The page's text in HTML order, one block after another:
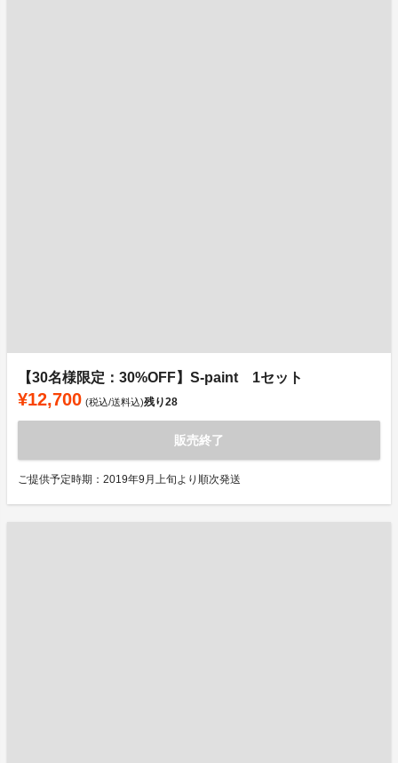
【30名様限定：30%OFF】S-paint 1セット
¥12,700 (税込/送料込)残り28
販売終了
ご提供予定時期：2019年9月上旬より順次発送